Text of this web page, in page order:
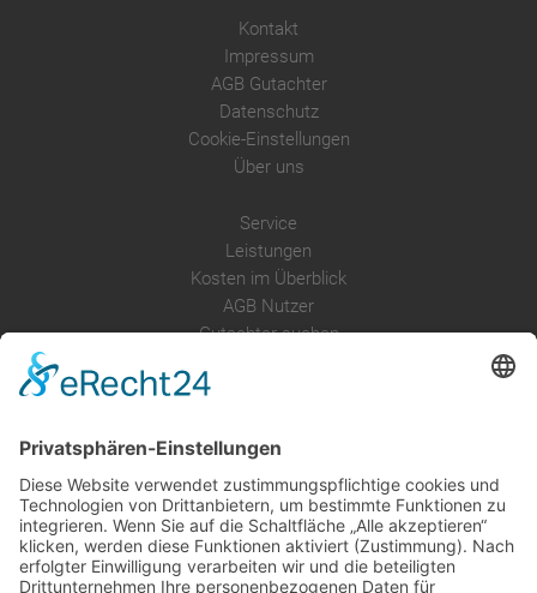
Kontakt
Impressum
AGB Gutachter
Datenschutz
Cookie-Einstellungen
Über uns
Service
Leistungen
Kosten im Überblick
AGB Nutzer
Gutachter suchen
Anfrage
Presse
Partner: Der DGuSV
als Gutachter eintragen
Infos für Suchende